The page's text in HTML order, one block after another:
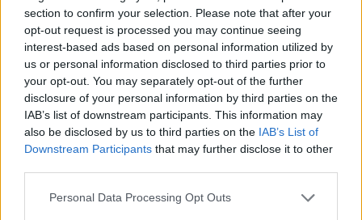
section to confirm your selection. Please note that after your
opt-out request is processed you may continue seeing
interest-based ads based on personal information utilized by
us or personal information disclosed to third parties prior to
your opt-out. You may separately opt-out of the further
disclosure of your personal information by third parties on the
IAB’s list of downstream participants. This information may
also be disclosed by us to third parties on the IAB’s List of
Downstream Participants that may further disclose it to other
Personal Data Processing Opt Outs